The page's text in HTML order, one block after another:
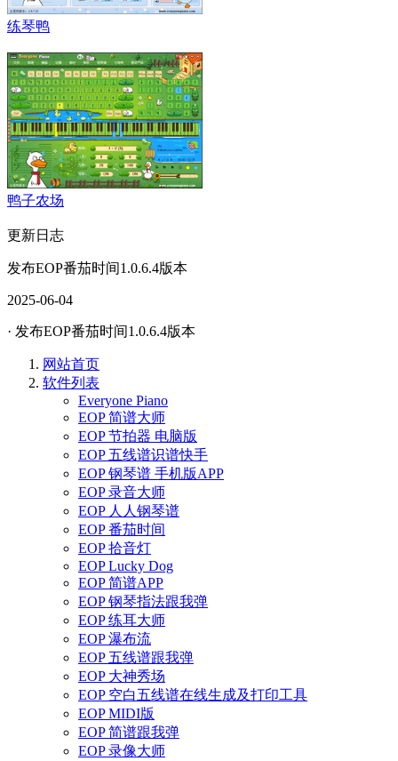
练琴鸭
鸭子农场
更新日志
发布EOP番茄时间1.0.6.4版本
2025-06-04
· 发布EOP番茄时间1.0.6.4版本
网站首页
软件列表
Everyone Piano
EOP 简谱大师
EOP 节拍器 电脑版
EOP 五线谱识谱快手
EOP 钢琴谱 手机版APP
EOP 录音大师
EOP 人人钢琴谱
EOP 番茄时间
EOP 拾音灯
EOP Lucky Dog
EOP 简谱APP
EOP 钢琴指法跟我弹
EOP 练耳大师
EOP 瀑布流
EOP 五线谱跟我弹
EOP 大神秀场
EOP 空白五线谱在线生成及打印工具
EOP MIDI版
EOP 简谱跟我弹
EOP 录像大师